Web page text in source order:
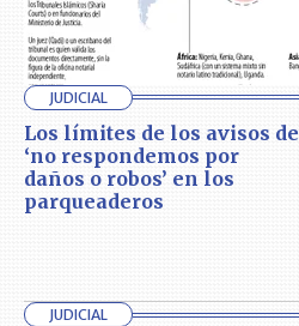
JUDICIAL
Los límites de los avisos de
‘no respondemos por
daños o robos’ en los
parqueaderos
JUDICIAL